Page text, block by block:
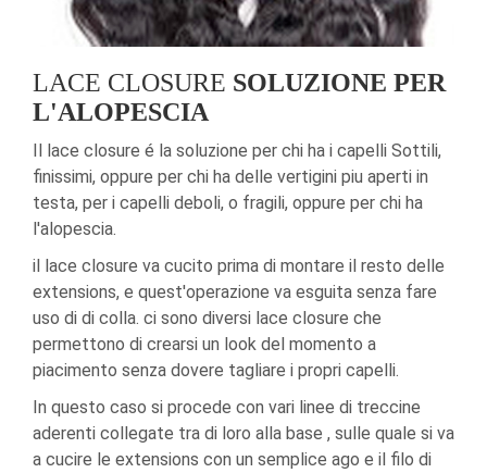
LACE CLOSURE SOLUZIONE PER
L'ALOPESCIA
Il lace closure é la soluzione per chi ha i capelli Sottili,
finissimi, oppure per chi ha delle vertigini piu aperti in
testa, per i capelli deboli, o fragili, oppure per chi ha
l'alopescia.
il lace closure va cucito prima di montare il resto delle
extensions, e quest'operazione va esguita senza fare
uso di di colla. ci sono diversi lace closure che
permettono di crearsi un look del momento a
piacimento senza dovere tagliare i propri capelli.
In questo caso si procede con vari linee di treccine
aderenti collegate tra di loro alla base , sulle quale si va
a cucire le extensions con un semplice ago e il filo di